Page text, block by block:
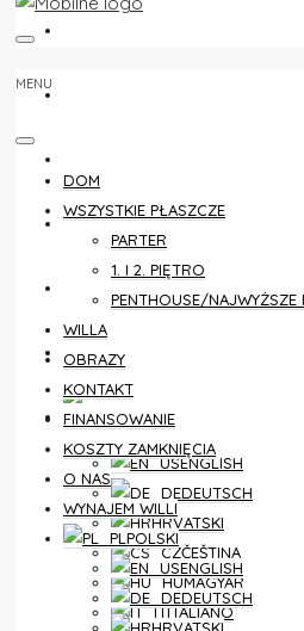
KOSZTY ZAMKNIĘCIA
WYNAJEM WILLI
POLSKI
ENGLISH
DEUTSCH
HRVATSKI
ČEŠTINA
MAGYAR
ITALIANO
MENU
DOM
WSZYSTKIE PŁASZCZE
PARTER
1. I 2. PIĘTRO
PENTHOUSE/NAJWYŻSZE
WILLA
OBRAZY
KONTAKT
FINANSOWANIE
KOSZTY ZAMKNIĘCIA
O NAS
WYNAJEM WILLI
POLSKI
ENGLISH
DEUTSCH